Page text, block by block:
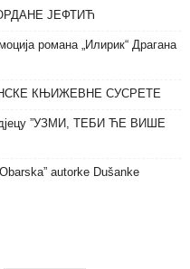
ЈЕФТИЋ
романа „Илирик“ Драгана
КЊИЖЕВНЕ СУСРЕТЕ
дјецу ”УЗМИ, ТЕБИ ЋЕ ВИШЕ
autorke Dušanke